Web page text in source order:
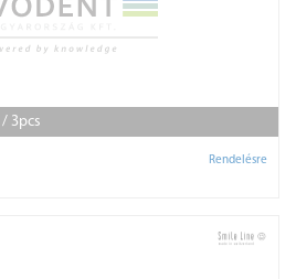
3pcs
Rendelésre